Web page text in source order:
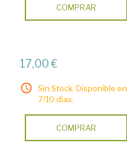
COMPRAR
17,00 €
Sin Stock. Disponible en
7/10 días.
COMPRAR